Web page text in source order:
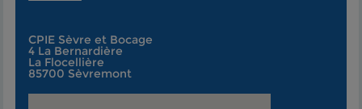
CPIE Sèvre et Bocage
4 La Bernardière
La Flocellière
85700 Sèvremont